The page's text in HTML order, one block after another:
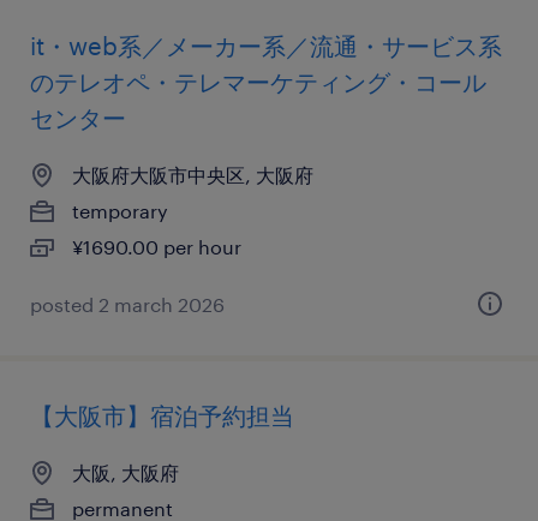
it・web系／メーカー系／流通・サービス系
のテレオペ・テレマーケティング・コール
センター
大阪府大阪市中央区, 大阪府
temporary
¥1690.00 per hour
posted 2 march 2026
【大阪市】宿泊予約担当
大阪, 大阪府
permanent